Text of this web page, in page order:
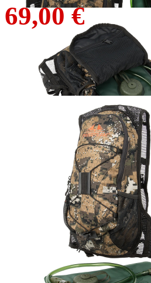
inkl. MwSt. zzgl.
69,00 €
Zum Warenkorb hinzufügen
Zur Wunschliste hinzufügen
Verfügbare Menge: 1
Lieferzeit: ca. 3 - 5 Tage
Leichter und flexibler Rucksack für
Kleiner und flexibler Rucksack für
Gepolstert am Rückenteil. Dünne
Schießen zu ermöglichen. Außen sind
Lasche um eine Jacke zu befestigen.
Tasche mit drei geräumigen
Volumen ca. 5 Liter.